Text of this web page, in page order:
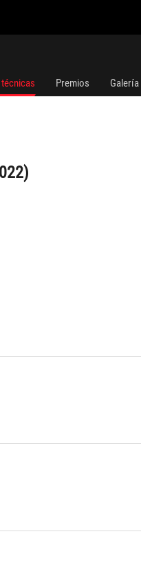
Premios Galería